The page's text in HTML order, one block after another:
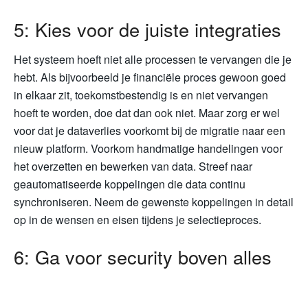
5: Kies voor de juiste integraties
Het systeem hoeft niet alle processen te vervangen die je
hebt. Als bijvoorbeeld je financiële proces gewoon goed
in elkaar zit, toekomstbestendig is en niet vervangen
hoeft te worden, doe dat dan ook niet. Maar zorg er wel
voor dat je dataverlies voorkomt bij de migratie naar een
nieuw platform. Voorkom handmatige handelingen voor
het overzetten en bewerken van data. Streef naar
geautomatiseerde koppelingen die data continu
synchroniseren. Neem de gewenste koppelingen in detail
op in de wensen en eisen tijdens je selectieproces.
6: Ga voor security boven alles